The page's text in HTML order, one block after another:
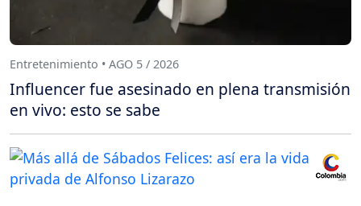
Entretenimiento • AGO 5 / 2026
Influencer fue asesinado en plena transmisión
en vivo: esto se sabe